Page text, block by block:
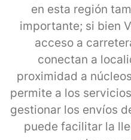
en esta región
importante; si bien
acceso a
conectan a
proximidad a
permite a los
gestionar los envíos
puede facilitar la